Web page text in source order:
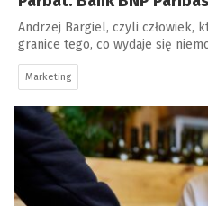
Andrzej Bargiel, czyli człowiek,
granice tego, co wydaje się
Marketing
a